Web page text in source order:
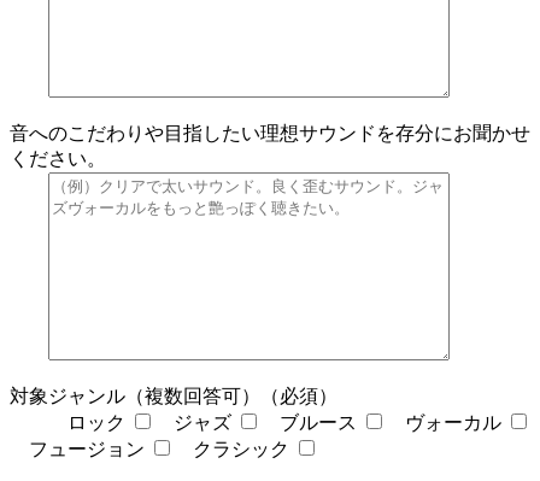
音へのこだわりや目指したい理想サウンドを存分にお聞かせ
ください。
対象ジャンル（複数回答可）（必須）
ロック
ジャズ ブルース
ヴォーカル
フュージョン
クラシック